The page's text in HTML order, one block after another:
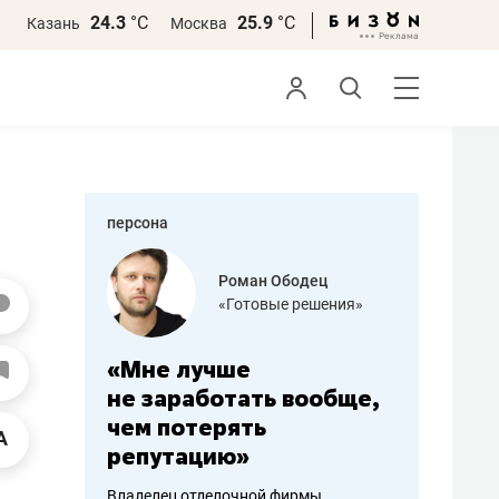
Казань 24.3 °С Москва 25.9 °С
персона
решения»
Дарья Семенова
«Бросско»
«Мама говорила: работа
помогает отвлечься
от болезни, чувствовать
себя живой»